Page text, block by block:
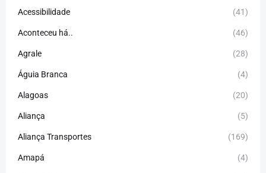
Acessibilidade (41)
Aconteceu há.. (46)
Agrale (28)
Águia Branca (4)
Alagoas (20)
Aliança (5)
Aliança Transportes (169)
Amapá (4)